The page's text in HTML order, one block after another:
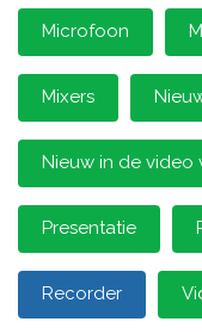
Microfoon
Mixers
Nieuw in de video
Presentatie
Recorder